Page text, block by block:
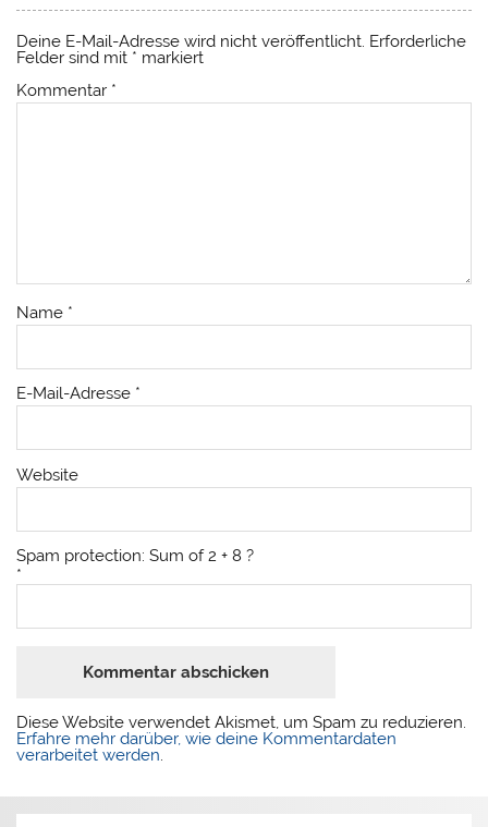
Deine E-Mail-Adresse wird nicht veröffentlicht. Erforderliche
Felder sind mit * markiert
Kommentar *
Name *
E-Mail-Adresse *
Website
Spam protection: Sum of 2 + 8 ?
*
Diese Website verwendet Akismet, um Spam zu reduzieren.
Erfahre mehr darüber, wie deine Kommentardaten
verarbeitet werden.